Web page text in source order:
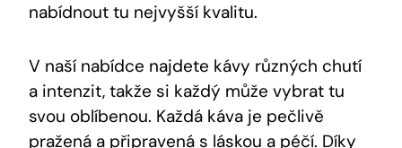
nabídnout tu nejvyšší kvalitu.
V naší nabídce najdete kávy různých chutí
a intenzit, takže si každý může vybrat tu
svou oblíbenou. Každá káva je pečlivě
pražená a ⁣připravená s láskou a péčí. Díky